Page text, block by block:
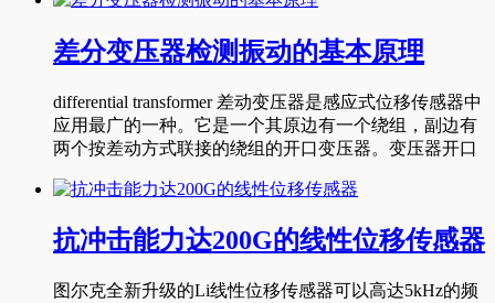
差分变压器检测振动的基本原理
differential transformer 差动变压器是感应式位移传感器中
应用最广的一种。它是一个其原边有一个绕组，副边有
两个按差动方式联接的绕组的开口变压器。变压器开口
抗冲击能力达200G的线性位移传感器
图尔克全新升级的Li线性位移传感器可以高达5kHz的频